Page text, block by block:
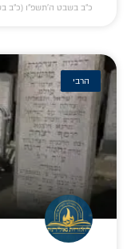
כ״ב בשבט ה׳תשפ״ו (כ״ב בשבט
הרבי